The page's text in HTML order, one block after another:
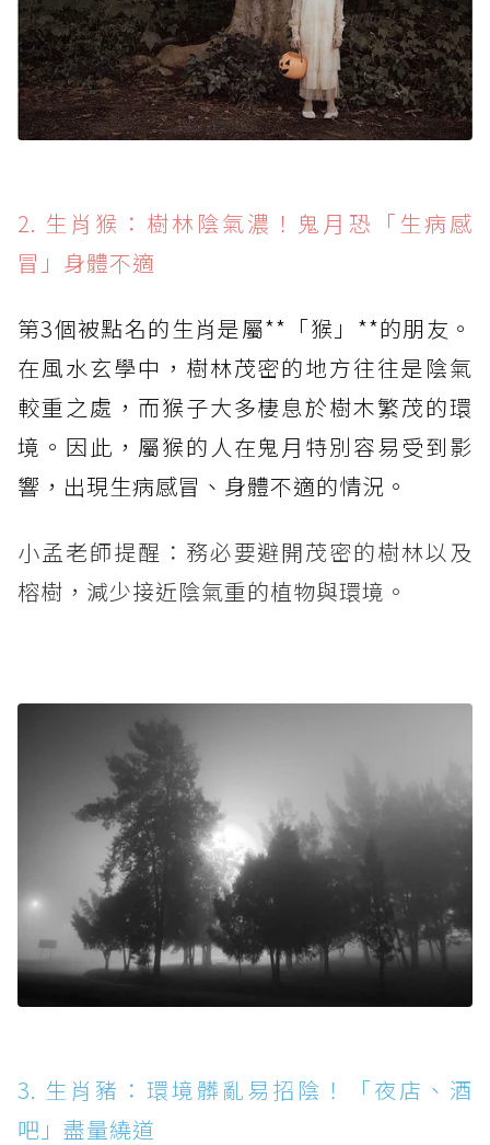
2. 生肖猴：樹林陰氣濃！鬼月恐「生病感
冒」身體不適
第3個被點名的生肖是屬**「猴」**的朋友。
在風水玄學中，樹林茂密的地方往往是陰氣
較重之處，而猴子大多棲息於樹木繁茂的環
境。因此，屬猴的人在鬼月特別容易受到影
響，出現生病感冒、身體不適的情況。
小孟老師提醒：務必要避開茂密的樹林以及
榕樹，減少接近陰氣重的植物與環境。
3. 生肖豬：環境髒亂易招陰！「夜店、酒
吧」盡量繞道